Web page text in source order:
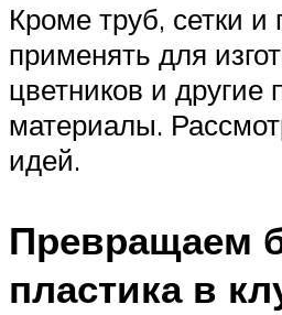
Кроме труб, сетки
применять для
цветников и другие
материалы.
идей.
Превращаем
пластика в